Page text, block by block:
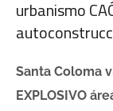
urbanismo
Santa Coloma
EXPLOSIVO